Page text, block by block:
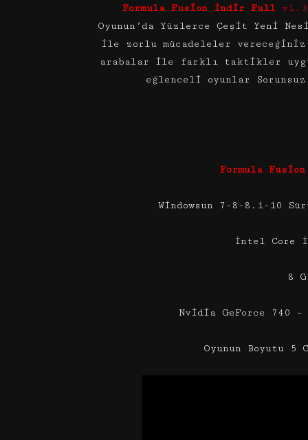
Formula Fusion İndir Full
Oyunun’da Yüzlerce Çeşit Yeni
ile zorlu mücadeleler
arabalar ile farklı taktikler
eğlenceli oyunlar
Formula
Windowsun 7-8-8.1-10
İntel Core
8
Nvidia GeForce 740
Oyunun Boyutu 5